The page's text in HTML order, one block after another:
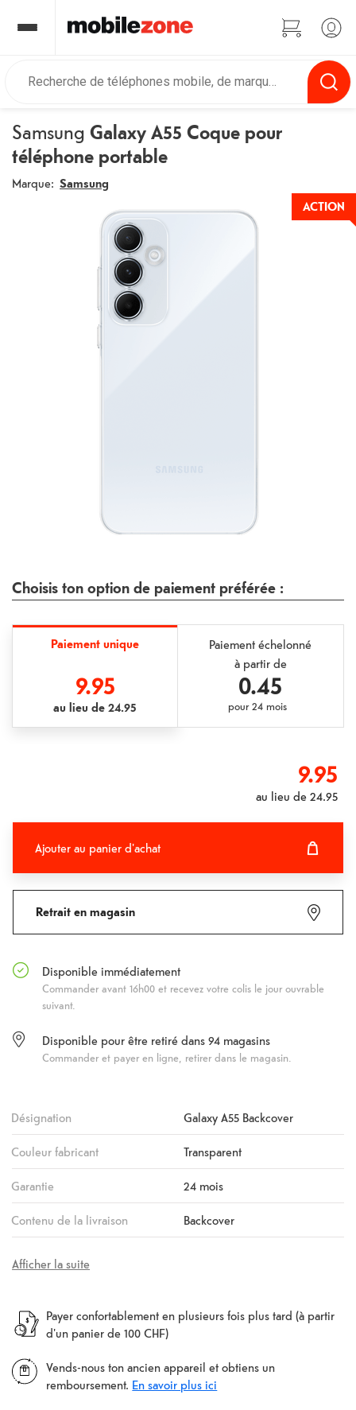
Samsung Galaxy A55 Coque pour
téléphone portable
Marque: Samsung
ACTION
Choisis ton option de paiement préférée :
Paiement unique
9.95
au lieu de24.95
Paiement échelonné
à partir de
0.45
pour24 mois
9.95
au lieu de24.95
Ajouter au panier d'achat
Retrait en magasin
Disponible immédiatement
Commander avant 16h00 et recevez votre colis le jour ouvrable
suivant.
Disponible pour être retiré dans 94 magasins
Commander et payer en ligne, retirer dans le magasin.
Désignation Galaxy A55 Backcover
Couleur fabricant Transparent
Garantie 24 mois
Contenu de la livraison Backcover
Afficher la suite
Payer confortablement en plusieurs fois plus tard (à partir
d'un panier de 100 CHF)
Vends-nous ton ancien appareil et obtiens un
remboursement. En savoir plus ici